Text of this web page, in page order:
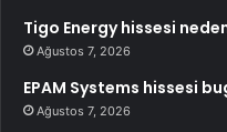
Tigo Energy hissesi
Ağustos 7, 2026
EPAM Systems hissesi
Ağustos 7, 2026